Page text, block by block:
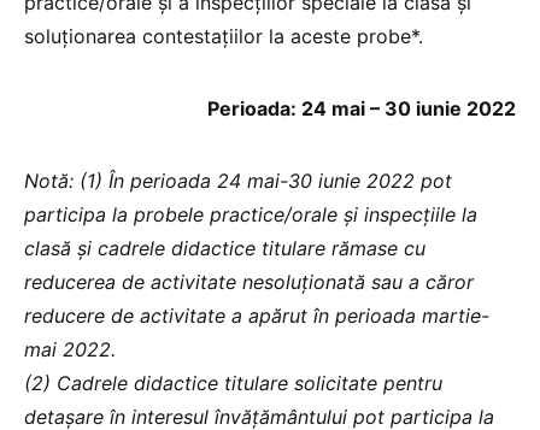
soluţionarea contestaţiilor la aceste probe*.
Perioada: 24 mai – 30 iunie 2022
Notă: (1) În perioada 24 mai-30 iunie 2022 pot
participa la probele practice/orale şi inspecţiile la
clasă şi cadrele didactice titulare rămase cu
reducerea de activitate nesoluţionată sau a căror
reducere de activitate a apărut în perioada martie-
mai 2022.
(2) Cadrele didactice titulare solicitate pentru
detaşare în interesul învăţământului pot participa la